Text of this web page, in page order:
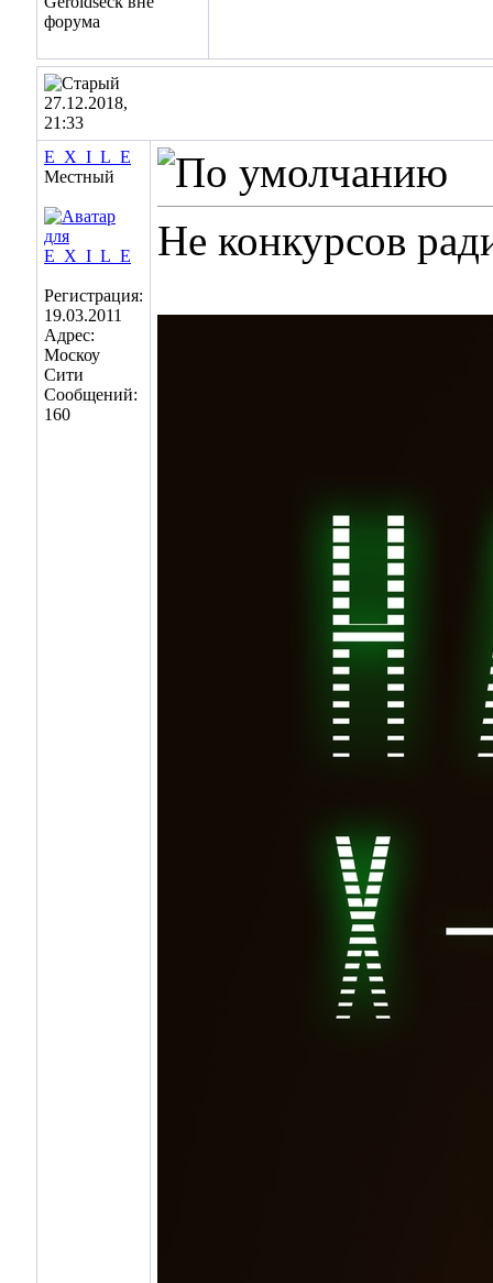
27.12.2018,
21:33
E_X_I_L_E
Местный
Регистрация:
19.03.2011
Адрес:
Москоу
Сити
Сообщений:
160
Не конкурсов